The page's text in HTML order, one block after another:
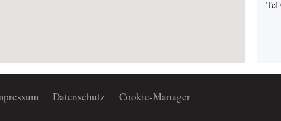
Tel
Datenschutz Cookie-Manager